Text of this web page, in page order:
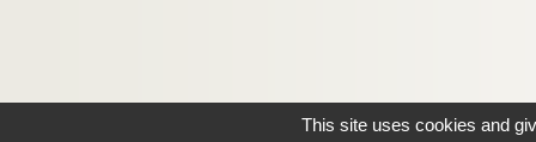
This site uses cookies and